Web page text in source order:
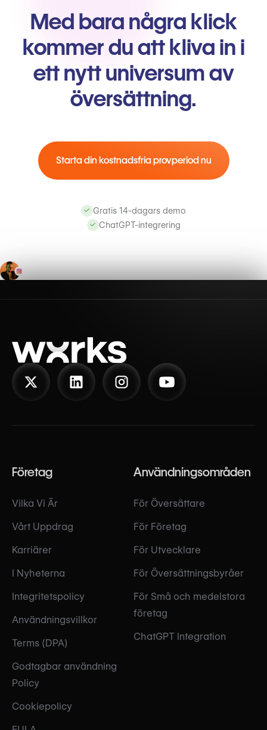
Med bara några klick
kommer du att kliva in i
ett nytt universum av
översättning.
Starta din kostnadsfria provperiod nu
Gratis 14-dagars demo
ChatGPT-integrering
Företag
Vilka Vi Är
Vårt Uppdrag
Karriärer
I Nyheterna
Integritetspolicy
Användningsvillkor
Terms (DPA)
Godtagbar användning
Policy
Cookiepolicy
Användningsområden
För Översättare
För Företag
För Utvecklare
För Översättningsbyråer
För Små och medelstora
företag
ChatGPT Integration